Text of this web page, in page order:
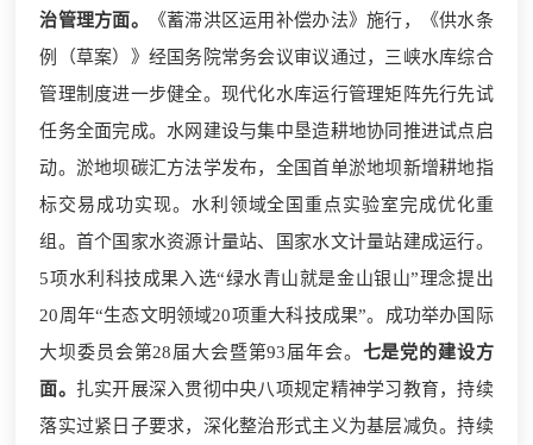
治管理方面。
《蓄滞洪区运用补偿办法》施行，《供水条
例（草案）》经国务院常务会议审议通过，三峡水库综合
管理制度进一步健全。现代化水库运行管理矩阵先行先试
任务全面完成。水网建设与集中垦造耕地协同推进试点启
动。淤地坝碳汇方法学发布，全国首单淤地坝新增耕地指
标交易成功实现。水利领域全国重点实验室完成优化重
组。首个国家水资源计量站、国家水文计量站建成运行。
5项水利科技成果入选“绿水青山就是金山银山”理念提出
20周年“生态文明领域20项重大科技成果”。成功举办国际
大坝委员会第28届大会暨第93届年会。 七是党的建设方
面。 扎实开展深入贯彻中央八项规定精神学习教育，持续
落实过紧日子要求，深化整治形式主义为基层减负。持续